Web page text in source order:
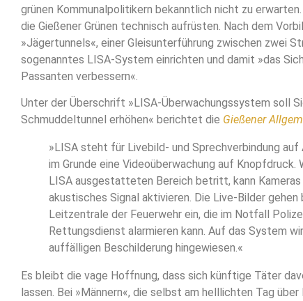
grünen Kommunalpolitikern bekanntlich nicht zu
die Gießener Grünen technisch aufrüsten. Nach dem
»Jägertunnels«, einer Gleisunterführung zwischen zwei
sogenanntes LISA-System einrichten und damit »das
Passanten verbessern«.
Unter der Überschrift »LISA-Überwachungssystem soll
Schmuddeltunnel erhöhen« berichtet die Gießener
»LISA steht für Livebild- und Sprechverbindung auf
im Grunde eine Videoüberwachung auf Knopfdruck.
LISA ausgestatteten Bereich betritt, kann Kameras
akustisches Signal aktivieren. Die Live-Bilder gehen
Leitzentrale der Feuerwehr ein, die im Notfall
Rettungsdienst alarmieren kann. Auf das System
auffälligen Beschilderung hingewiesen.«
Es bleibt die vage Hoffnung, dass sich künftige Täter
lassen. Bei »Männern«, die selbst am helllichten Tag über